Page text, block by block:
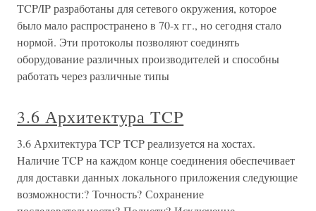
TCP/IP разработаны для сетевого окружения, которое
было мало распространено в 70-х гг., но сегодня стало
нормой. Эти протоколы позволяют соединять
оборудование различных производителей и способны
работать через различные типы
3.6 Архитектура TCP
3.6 Архитектура TCP TCP реализуется на хостах.
Наличие TCP на каждом конце соединения обеспечивает
для доставки данных локального приложения следующие
возможности:? Точность? Сохранение